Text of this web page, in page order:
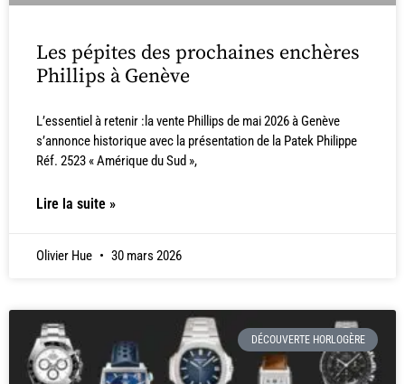
Les pépites des prochaines enchères
Phillips à Genève
L’essentiel à retenir :la vente Phillips de mai 2026 à Genève
s’annonce historique avec la présentation de la Patek Philippe
Réf. 2523 « Amérique du Sud »,
Lire la suite »
Olivier Hue 30 mars 2026
DÉCOUVERTE HORLOGÈRE